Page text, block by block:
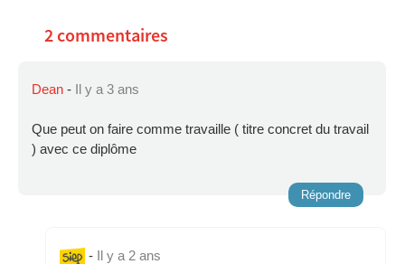
2 commentaires
Dean - Il y a 3 ans
Que peut on faire comme travaille ( titre concret du travail
) avec ce diplôme
Répondre
- Il y a 2 ans